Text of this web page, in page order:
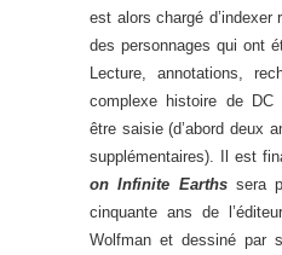
est alors chargé d’indexer
des personnages qui ont
Lecture, annotations,
complexe histoire de
être saisie (d’abord deux
supplémentaires). Il est
on Infinite Earthssera
cinquante ans de
Wolfman et dessiné par